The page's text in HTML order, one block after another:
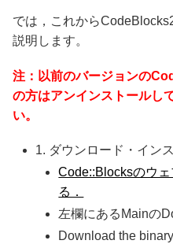
では，これから
説明します。
注：以前のバージョンの
の方はアンインストールし
い。
1. ダウンロード・イン
Code::Blocksのウ
る．
左欄にあるMainの
Download the